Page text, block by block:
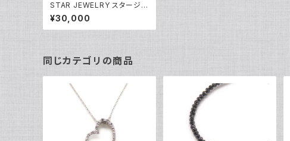
STAR JEWELRY スタージュ
エリー K18 ダイヤモンド 象
ネックレス 18金 アズキチェー
ン Y04285
¥30,000
同じカテゴリの商品